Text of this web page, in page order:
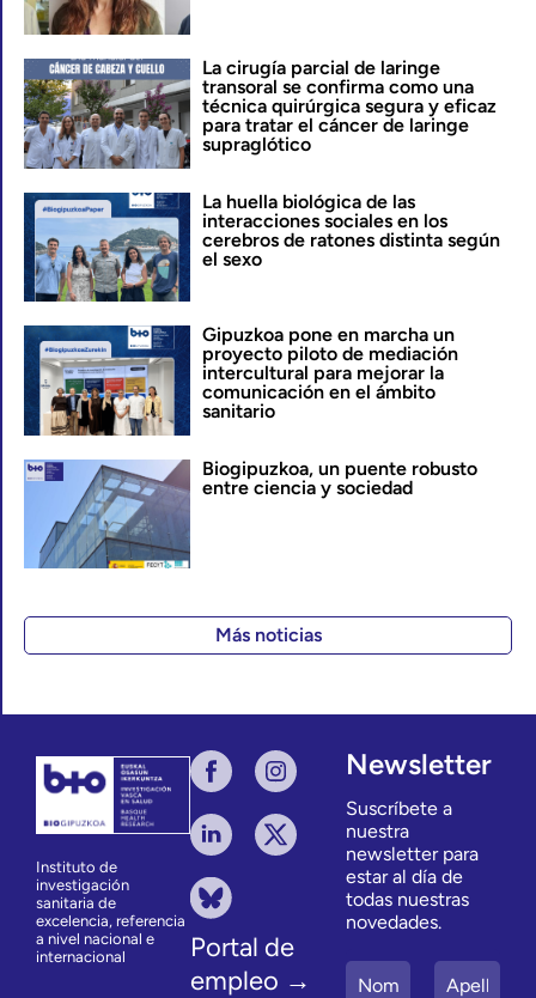
La cirugía parcial de laringe
transoral se confirma como una
técnica quirúrgica segura y eficaz
para tratar el cáncer de laringe
supraglótico
La huella biológica de las
interacciones sociales en los
cerebros de ratones distinta según
el sexo
Gipuzkoa pone en marcha un
proyecto piloto de mediación
intercultural para mejorar la
comunicación en el ámbito
sanitario
Biogipuzkoa, un puente robusto
entre ciencia y sociedad
Más noticias
Instituto de
investigación
sanitaria de
excelencia, referencia
a nivel nacional e
internacional
Portal de
empleo →
Newsletter
Suscríbete a
nuestra
newsletter para
estar al día de
todas nuestras
novedades.